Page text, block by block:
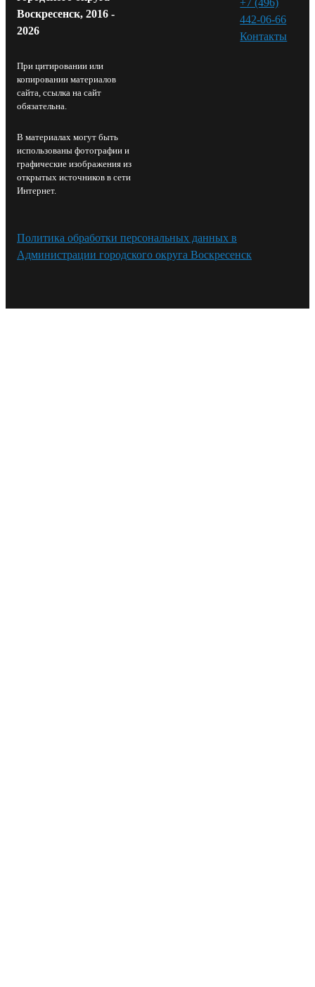
Воскресенск, 2016 -
2026
При цитировании или
копировании материалов
сайта, ссылка на сайт
обязательна.
В материалах могут быть
использованы фотографии и
графические изображения из
открытых источников в сети
Интернет.
442-06-66
Контакты⁠
Политика обработки персональных данных в
Администрации городского округа Воскресенск